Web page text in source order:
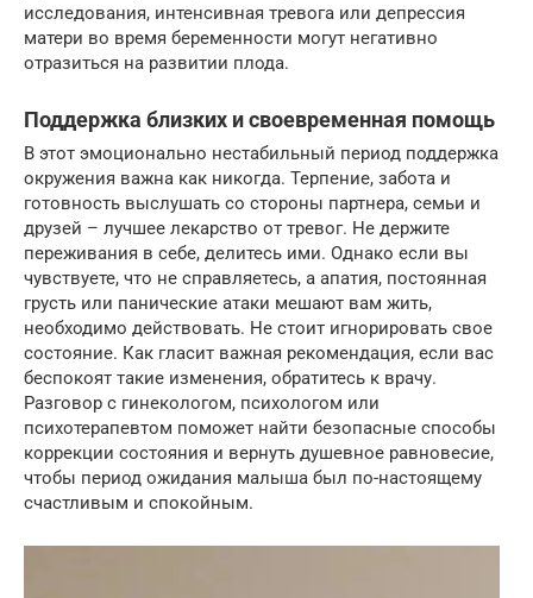
исследования, интенсивная тревога или депрессия
матери во время беременности могут негативно
отразиться на развитии плода.
Поддержка близких и своевременная помощь
В этот эмоционально нестабильный период поддержка
окружения важна как никогда. Терпение, забота и
готовность выслушать со стороны партнера, семьи и
друзей – лучшее лекарство от тревог. Не держите
переживания в себе, делитесь ими. Однако если вы
чувствуете, что не справляетесь, а апатия, постоянная
грусть или панические атаки мешают вам жить,
необходимо действовать. Не стоит игнорировать свое
состояние. Как гласит важная рекомендация, если вас
беспокоят такие изменения, обратитесь к врачу.
Разговор с гинекологом, психологом или
психотерапевтом поможет найти безопасные способы
коррекции состояния и вернуть душевное равновесие,
чтобы период ожидания малыша был по-настоящему
счастливым и спокойным.